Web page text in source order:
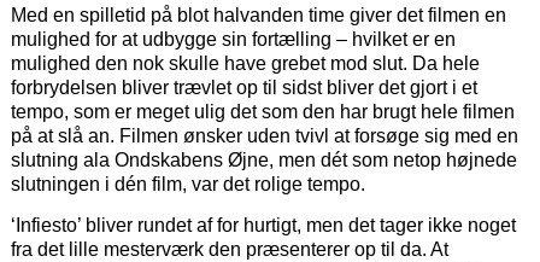
Med en spilletid på blot halvanden time giver det filmen en
mulighed for at udbygge sin fortælling – hvilket er en
mulighed den nok skulle have grebet mod slut. Da hele
forbrydelsen bliver trævlet op til sidst bliver det gjort i et
tempo, som er meget ulig det som den har brugt hele filmen
på at slå an. Filmen ønsker uden tvivl at forsøge sig med en
slutning ala Ondskabens Øjne, men dét som netop højnede
slutningen i dén film, var det rolige tempo.
‘Infiesto’ bliver rundet af for hurtigt, men det tager ikke noget
fra det lille mesterværk den præsenterer op til da. At